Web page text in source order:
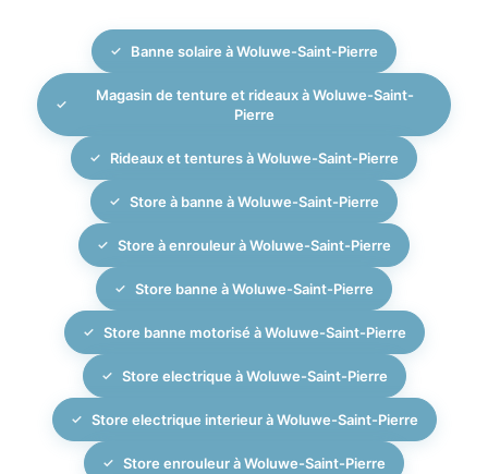
commandes (télécommandes, interrupteurs muraux,
scénarios domotiques) et de l’installation, afin de
vous offrir un confort d’utilisation maximal et une
finition soignée, dans la lignée de nos réalisations
haut de gamme.
Banne solaire à Woluwe-Saint-Pierre
Magasin de tenture et rideaux à Woluwe-Saint-
Pierre
Rideaux et tentures à Woluwe-Saint-Pierre
Store à banne à Woluwe-Saint-Pierre
Store à enrouleur à Woluwe-Saint-Pierre
Store banne à Woluwe-Saint-Pierre
Store banne motorisé à Woluwe-Saint-Pierre
Store electrique à Woluwe-Saint-Pierre
Store electrique interieur à Woluwe-Saint-Pierre
Store enrouleur à Woluwe-Saint-Pierre